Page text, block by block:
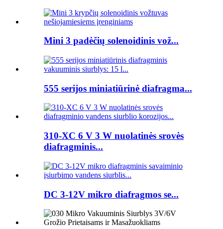
Mini 3 padėčių solenoidinis vož...
555 serijos miniatiūrinė diafragma...
310-XC 6 V 3 W nuolatinės srovės
diafragminis...
DC 3-12V mikro diafragmos se...